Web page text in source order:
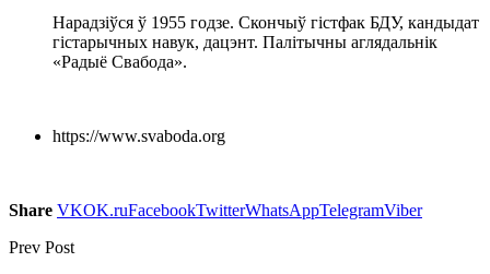
Нарадзіўся ў 1955 годзе. Скончыў гістфак БДУ, кандыдат
гістарычных навук, дацэнт. Палітычны аглядальнік
«Радыё Свабода».
https://www.svaboda.org
Share VKOK.ruFacebookTwitterWhatsAppTelegramViber
Prev Post